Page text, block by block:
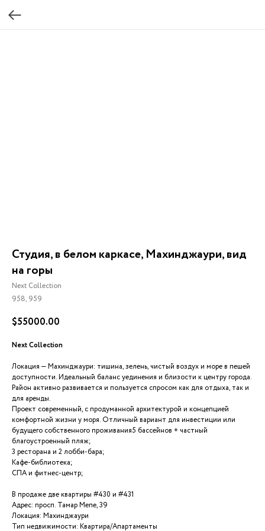
Студия, в белом каркасе, Махинджаури, вид
на горы
Next Collection
958, 959
$55000.00
Next Collection
Локация — Махинджаури: тишина, зелень, чистый воздух и море в пешей
доступности. Идеальный баланс уединения и близости к центру города.
Район активно развивается и пользуется спросом как для отдыха, так и
для аренды.
Проект современный, с продуманной архитектурой и концепцией
комфортной жизни у моря. Отличный вариант для инвестиции или
будущего собственного проживания5 бассейнов + частный
благоустроенный пляж;
3 ресторана и 2 лобби-бара;
Кафе-библиотека;
СПА и фитнес-центр;
В продаже две квартиры #430 и #431
Адрес: просп. Тамар Мепе, 39
Локация: Махинджаури
Тип недвижимости: Квартира/Апартаменты